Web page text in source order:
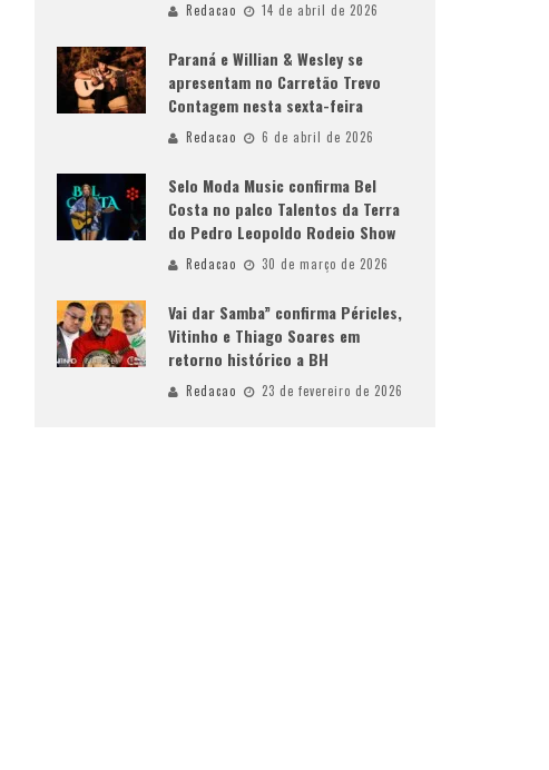
Redacao 14 de abril de 2026
Paraná e Willian & Wesley se
apresentam no Carretão Trevo
Contagem nesta sexta-feira
Redacao 6 de abril de 2026
Selo Moda Music confirma Bel
Costa no palco Talentos da Terra
do Pedro Leopoldo Rodeio Show
Redacao 30 de março de 2026
Vai dar Samba” confirma Péricles,
Vitinho e Thiago Soares em
retorno histórico a BH
Redacao 23 de fevereiro de 2026